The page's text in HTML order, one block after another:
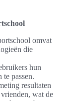
omvat
die
hun
passen.
resultaten
wat de